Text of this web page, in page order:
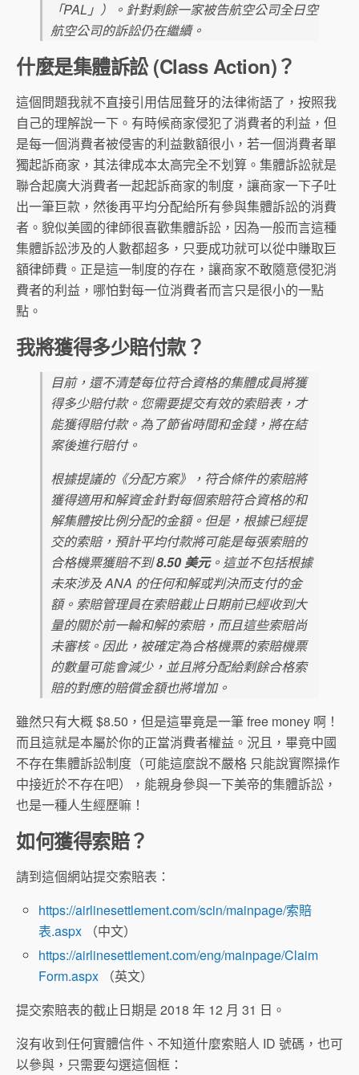
「PAL」）。針對剩餘一家被告航空公司全日空
航空公司的訴訟仍在繼續。
什麼是集體訴訟 (Class Action)？
這個問題我就不直接引用佶屈聱牙的法律術語了，按照我
自己的理解說一下。有時候商家侵犯了消費者的利益，但
是每一個消費者被侵害的利益數額很小，若一個消費者單
獨起訴商家，其法律成本太高完全不划算。集體訴訟就是
聯合起廣大消費者一起起訴商家的制度，讓商家一下子吐
出一筆巨款，然後再平均分配給所有參與集體訴訟的消費
者。貌似美國的律師很喜歡集體訴訟，因為一般而言這種
集體訴訟涉及的人數都超多，只要成功就可以從中賺取巨
額律師費。正是這一制度的存在，讓商家不敢隨意侵犯消
費者的利益，哪怕對每一位消費者而言只是很小的一點
點。
我將獲得多少賠付款？
目前，還不清楚每位符合資格的集體成員將獲
得多少賠付款。您需要提交有效的索賠表，才
能獲得賠付款。為了節省時間和金錢，將在結
案後進行賠付。
根據提議的《分配方案》，符合條件的索賠將
獲得適用和解資金針對每個索賠符合資格的和
解集體按比例分配的金額。但是，根據已經提
交的索賠，預計平均付款將可能是每張索賠的
合格機票獲賠不到8.50 美元。這並不包括根據
未來涉及 ANA 的任何和解或判決而支付的金
額。索賠管理員在索賠截止日期前已經收到大
量的關於前一輪和解的索賠，而且這些索賠尚
未審核。因此，被確定為合格機票的索賠機票
的數量可能會減少，並且將分配給剩餘合格索
賠的對應的賠償金額也將增加。
雖然只有大概 $8.50，但是這畢竟是一筆 free money 啊！
而且這就是本屬於你的正當消費者權益。況且，畢竟中國
不存在集體訴訟制度（可能這麼說不嚴格 只能說實際操作
中接近於不存在吧），能親身參與一下美帝的集體訴訟，
也是一種人生經歷嘛！
如何獲得索賠？
請到這個網站提交索賠表：
https://airlinesettlement.com/scin/mainpage/索賠
表.aspx （中文）
https://airlinesettlement.com/eng/mainpage/Claim
Form.aspx （英文）
提交索賠表的截止日期是 2018 年 12 月 31 日。
沒有收到任何實體信件、不知道什麼索賠人 ID 號碼，也可
以參與，只需要勾選這個框：